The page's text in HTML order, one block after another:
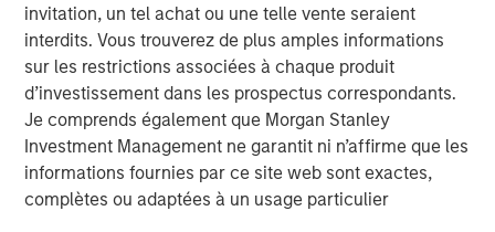
invitation, un tel achat ou une telle vente seraient
interdits. Vous trouverez de plus amples informations
sur les restrictions associées à chaque produit
d’investissement dans les prospectus correspondants.
Je comprends également que Morgan Stanley
Investment Management ne garantit ni n’affirme que les
informations fournies par ce site web sont exactes,
complètes ou adaptées à un usage particulier
Idées liées
The Wisdom of Crowds in Markets: Crowd
Behavior in Prediction, Betting, and Stock
Markets